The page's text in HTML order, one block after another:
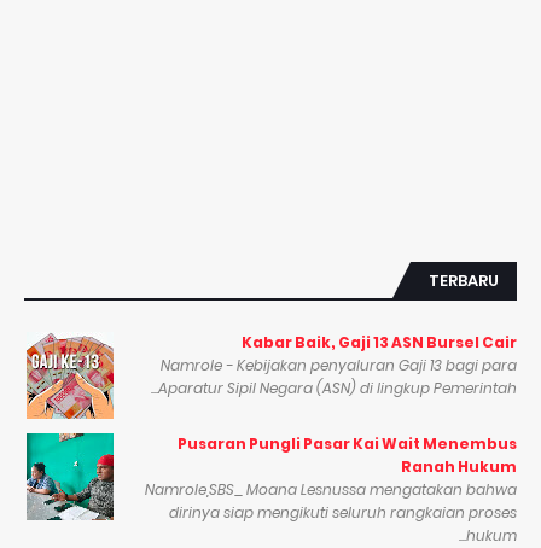
TERBARU
Kabar Baik, Gaji 13 ASN Bursel Cair
Namrole - Kebijakan penyaluran Gaji 13 bagi para
Aparatur Sipil Negara (ASN) di lingkup Pemerintah...
Pusaran Pungli Pasar Kai Wait Menembus
Ranah Hukum
Namrole,SBS_ Moana Lesnussa mengatakan bahwa
dirinya siap mengikuti seluruh rangkaian proses
hukum...